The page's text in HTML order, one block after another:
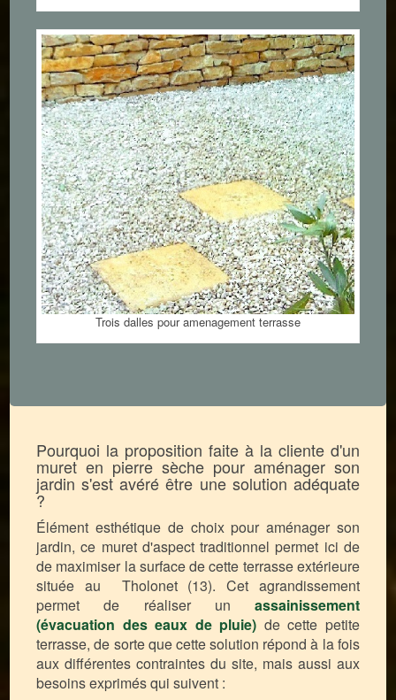
Trois dalles pour amenagement terrasse
Pourquoi la proposition faite à la cliente d'un
muret en pierre sèche pour aménager son
jardin s'est avéré être une solution adéquate
?
Élément esthétique de choix pour aménager son
jardin, ce muret d'aspect traditionnel permet ici de
de maximiser la surface de cette terrasse extérieure
située au Tholonet (13). Cet agrandissement
permet de réaliser un assainissement
(évacuation des eaux de pluie) de cette petite
terrasse, de sorte que cette solution répond à la fois
aux différentes contraintes du site, mais aussi aux
besoins exprimés qui suivent :